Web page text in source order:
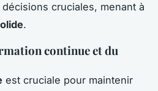
cruciales, menant à
.
continue et du
est cruciale pour maintenir